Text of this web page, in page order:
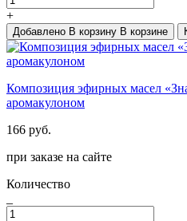
+
Добавлено В корзину В корзине
Композиция эфирных масел
аромакулоном
166 руб.
при заказе на сайте
Количество